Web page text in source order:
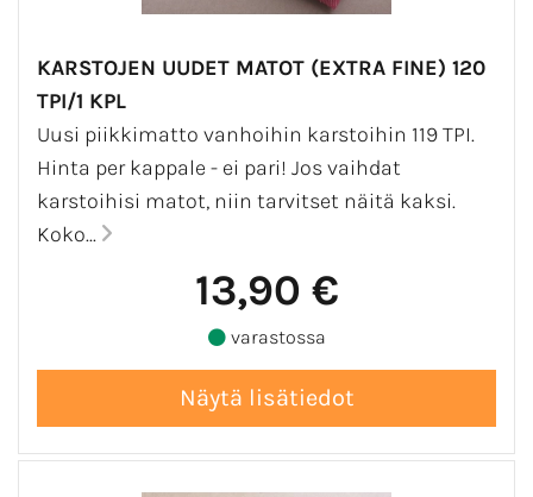
KARSTOJEN UUDET MATOT (EXTRA FINE) 120
TPI/1 KPL
Uusi piikkimatto vanhoihin karstoihin 119 TPI.
Hinta per kappale - ei pari! Jos vaihdat
karstoihisi matot, niin tarvitset näitä kaksi.
Koko...
13,90 €
varastossa